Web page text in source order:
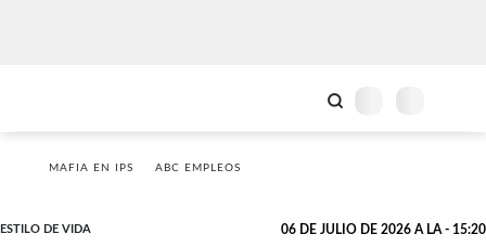
MAFIA EN IPS ABC EMPLEOS
ESTILO DE VIDA 06 DE JULIO DE 2026 A LA - 15:20